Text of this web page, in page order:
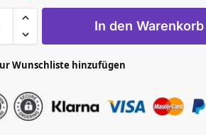
In den Warenkorb
Wunschliste hinzufügen